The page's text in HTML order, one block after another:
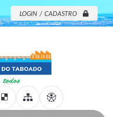
LOGIN / CADASTRO